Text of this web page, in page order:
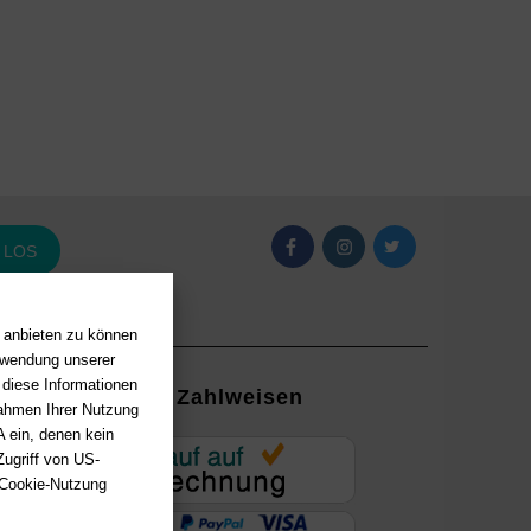
zu können
unserer
Informationen
Ihrer Nutzung
ein, denen kein
von US-
Nutzung
LOS
mit
Zahlweisen